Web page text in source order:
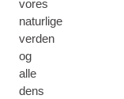
vores
naturlige
verden
og
alle
dens